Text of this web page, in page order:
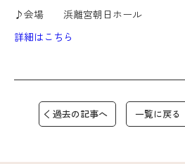
♪会場 浜離宮朝日ホール
詳細はこちら
過去の記事へ 一覧に戻る